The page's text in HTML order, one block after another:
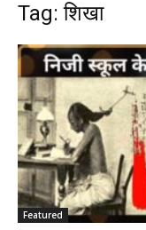
Tag: शिखा
Featured